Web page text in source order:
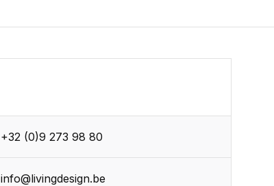
+32 (0)9 273 98 80
info@livingdesign.be